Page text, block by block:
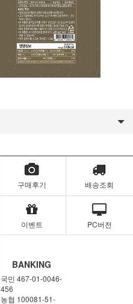
구매후기 배송조회
이벤트 PC버전
BANKING
국민 467-01-0046-
456
농협 100081-51-